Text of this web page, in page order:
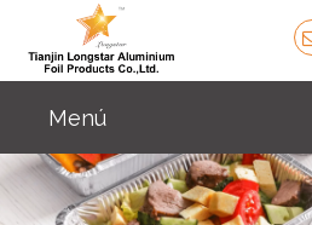
Menú
CASA